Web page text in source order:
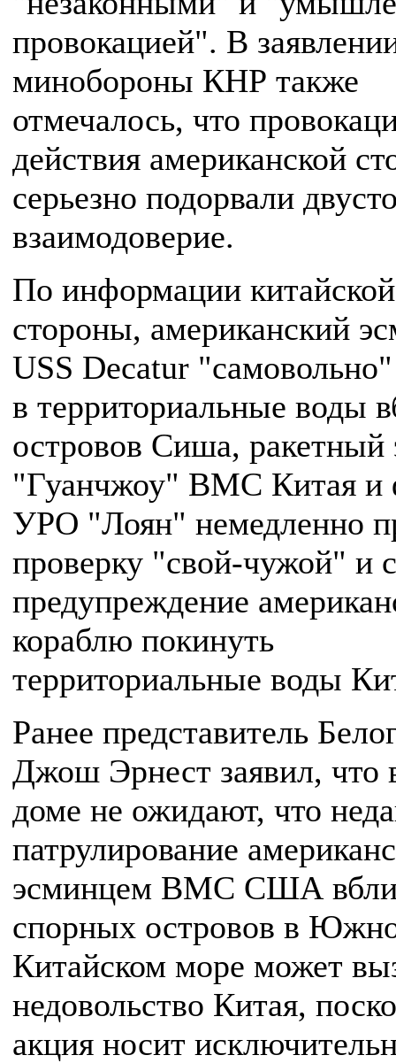
провокацией". В
минобороны КНР также
отмечалось, что
действия американской
серьезно подорвали
взаимодоверие.
По информации китайской
стороны, американский
USS Decatur
в территориальные воды
островов Сиша, ракетный
"Гуанчжоу" ВМС Китая и
УРО "Лоян" немедленно
проверку "свой-чужой" и
предупреждение
кораблю покинуть
территориальные воды
Ранее представитель
Джош Эрнест заявил, что
доме не ожидают, что
патрулирование
эсминцем ВМС США
спорных островов в
Китайском море может
недовольство Китая,
акция носит